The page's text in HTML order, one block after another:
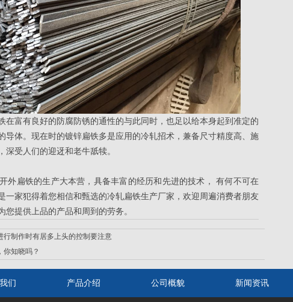
在富有良好的防腐防锈的通性的与此同时，也足以给本身起到准定的
导体。现在时的镀锌扁铁多是应用的冷轧招术，兼备尺寸精度高、施
深受人们的迎迓和老牛舐犊。
外扁铁的生产大本营，具备丰富的经历和先进的技术， 有何不可在
一家犯得着您相信和甄选的冷轧扁铁生产厂家，欢迎周遍消费者朋友
提供上品的产品和周到的劳务。
行制作时有居多上头的控制要注意
你知晓吗？
们 产品介绍 公司概貌 新闻资讯